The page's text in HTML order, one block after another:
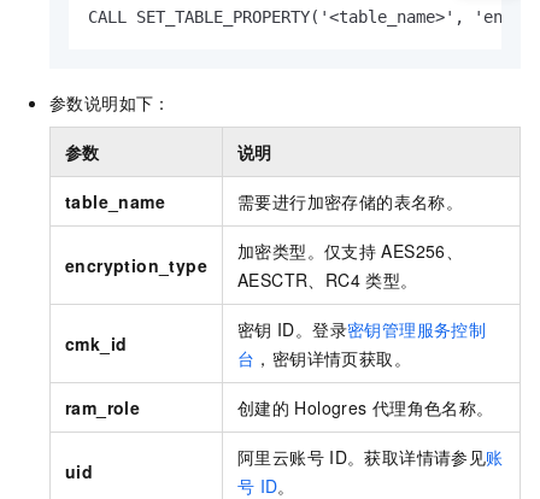
CALL SET_TABLE_PROPERTY('<table_name>',
参数说明如下：
参数 说明
table_name 需要进行加密存储的表名称。
encryption_type
加密类型。仅支持 AES256、
AESCTR、RC4 类型。
cmk_id
密钥 ID。登录密钥管理服务控制
台 ，密钥详情页获取。
ram_role 创建的 Hologres 代理角色名称。
uid
阿里云账号 ID。获取详情请参见账
号 ID。